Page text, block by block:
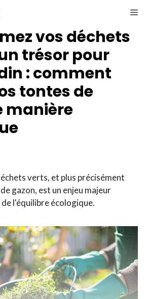
vos déchets
trésor pour
: comment
tontes de
manière
verts, et plus précisément
gazon, est un enjeu majeur
l'équilibre écologique.